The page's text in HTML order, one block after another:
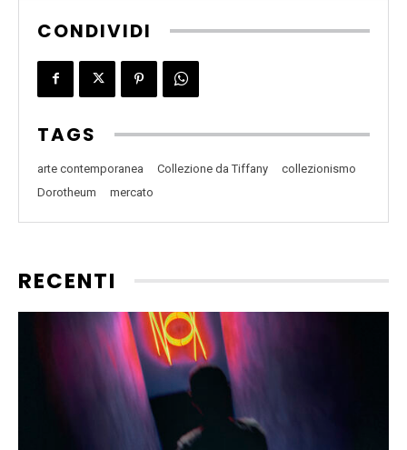
CONDIVIDI
TAGS
arte contemporanea Collezione da Tiffany
collezionismo
Dorotheum
mercato
RECENTI